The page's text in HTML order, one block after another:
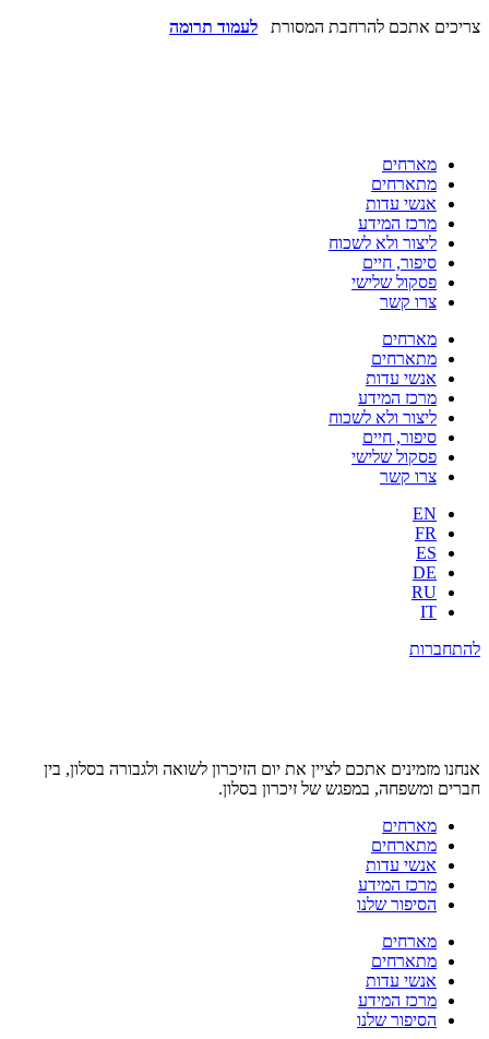
צריכים אתכם להרחבת המסורת לעמוד תרומה
מארחים
מתארחים
אנשי עדות
מרכז המידע
ליצור ולא לשכוח
סיפור, חיים
פסקול שלישי
צרו קשר
מארחים
מתארחים
אנשי עדות
מרכז המידע
ליצור ולא לשכוח
סיפור, חיים
פסקול שלישי
צרו קשר
EN
FR
ES
DE
RU
IT
להתחברות
אנחנו מזמינים אתכם לציין את יום הזיכרון לשואה ולגבורה בסלון, בין
חברים ומשפחה, במפגש של זיכרון בסלון.
מארחים
מתארחים
אנשי עדות
מרכז המידע
הסיפור שלנו
מארחים
מתארחים
אנשי עדות
מרכז המידע
הסיפור שלנו